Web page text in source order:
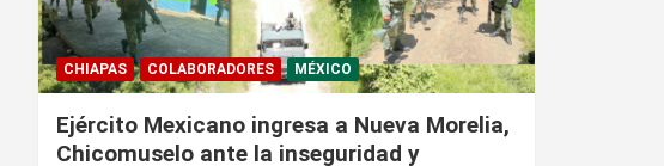
CHIAPAS COLABORADORES MÉXICO
Ejército Mexicano ingresa a Nueva Morelia,
Chicomuselo ante la inseguridad y